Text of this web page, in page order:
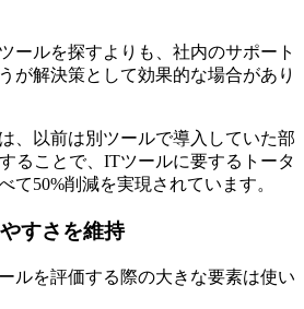
ールを探すよりも、社内のサポート
が解決策として効果的な場合があり
、以前は別ツールで導入していた部
ることで、ITツールに要するトータ
て50%削減を実現されています。
すさを維持
ルを評価する際の大きな要素は使い